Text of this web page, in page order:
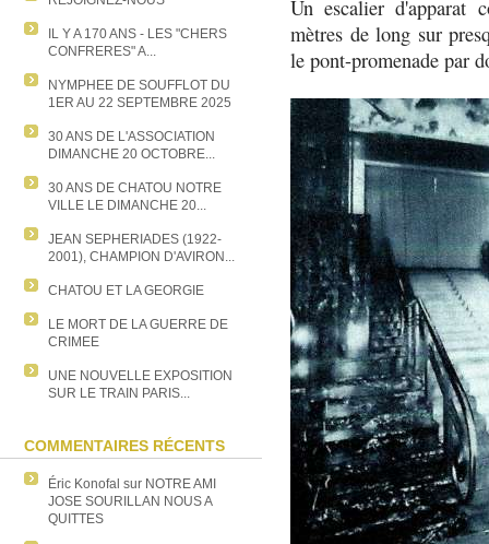
IL Y A 170 ANS - LES "CHERS
CONFRERES" A...
NYMPHEE DE SOUFFLOT DU
1ER AU 22 SEPTEMBRE 2025
30 ANS DE L'ASSOCIATION
DIMANCHE 20 OCTOBRE...
30 ANS DE CHATOU NOTRE
VILLE LE DIMANCHE 20...
JEAN SEPHERIADES (1922-
2001), CHAMPION D'AVIRON...
CHATOU ET LA GEORGIE
LE MORT DE LA GUERRE DE
CRIMEE
UNE NOUVELLE EXPOSITION
SUR LE TRAIN PARIS...
COMMENTAIRES RÉCENTS
Éric Konofal sur NOTRE AMI
JOSE SOURILLAN NOUS A
QUITTES
Un escalier d'apparat
mètres de long sur
le pont-promenade par